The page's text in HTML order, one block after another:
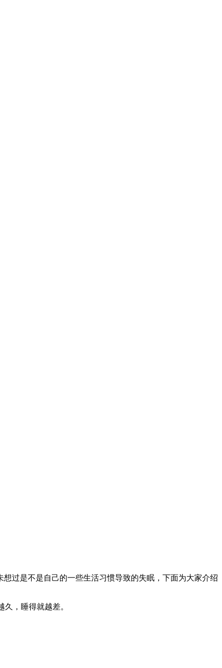
过是不是自己的一些生活习惯导致的失眠，下面为大家介绍
，睡得就越差。